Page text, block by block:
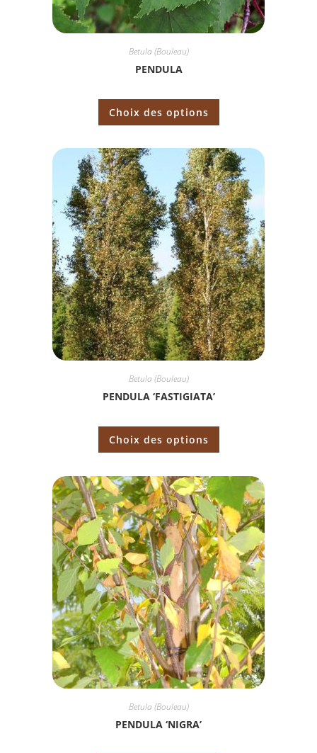
Betula (Bouleau)
PENDULA
Choix des options
Betula (Bouleau)
PENDULA ‘FASTIGIATA’
Choix des options
Betula (Bouleau)
PENDULA ‘NIGRA’